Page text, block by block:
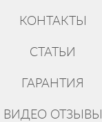
КОНТАКТЫ
СТАТЬИ
ГАРАНТИЯ
ВИДЕО ОТЗЫВЫ